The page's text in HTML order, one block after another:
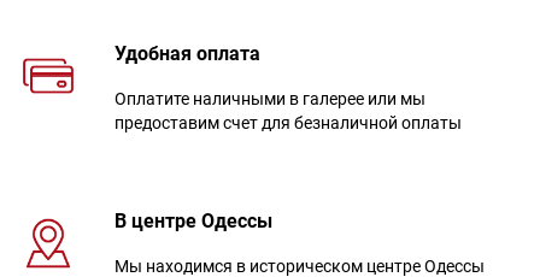
Удобная оплата
Оплатите наличными в галерее или мы
предоставим счет для безналичной оплаты
В центре Одессы
Мы находимся в историческом центре Одессы